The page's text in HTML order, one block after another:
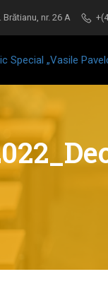
Brătianu, nr. 26 A